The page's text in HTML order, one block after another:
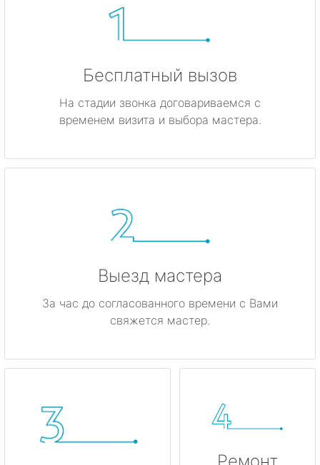
Бесплатный вызов
На стадии звонка договариваемся с
временем визита и выбора мастера.
Выезд мастера
За час до согласованного времени с Вами
свяжется мастер.